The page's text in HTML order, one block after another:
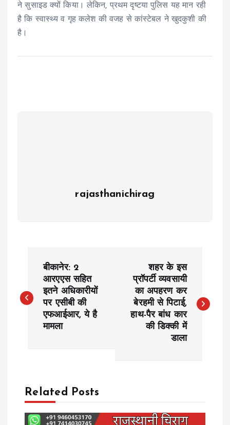
ने सुसाइड क्यों किया। लेकिन, प्रथम दृष्टया पुलिस यह मान रही
है कि स्वास्थ्य व गृह कलेश की वजह से कांस्टेबल ने खुदकुशी की
है।
rajasthanichirag
s
a
v
बीकानेर: 2
आरएएस सहित
इतने अधिकारीयों
पर एसीबी की
एफआईआर, ये है
मामला
शहर के इस
प्रॉपर्टी व्यवसायी
का अपहरण कर
बेरहमी से पिटाई,
हाथ-पैर बांध कार
की डिक्की में
डाला
Related Posts